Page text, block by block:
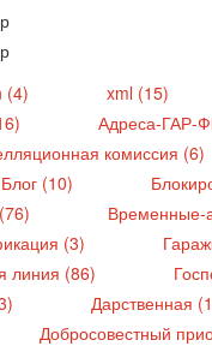
(4) xml (15)
Адреса-ГАР-
комиссия (6)
Блог (10)
Временные-
(3)
линия (86)
Дарственная
Добросовестный